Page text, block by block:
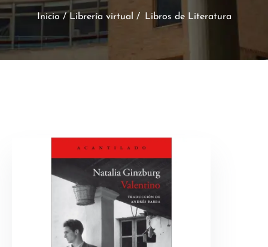
Inicio / Librería virtual / Libros de Literatura